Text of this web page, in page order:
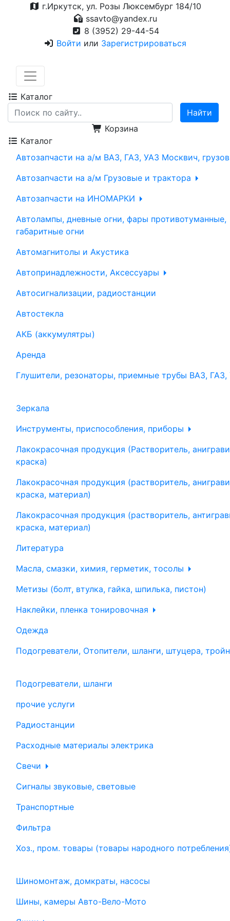
г.Иркутск, ул. Розы Люксембург 184/10
ssavto@yandex.ru
8 (3952) 29-44-54
Войти или Зарегистрироваться
Каталог
Корзина
Каталог
Автозапчасти на а/м ВАЗ, ГАЗ, УАЗ Москвич,
Автозапчасти на а/м Грузовые и трактора
Автозапчасти на ИНОМАРКИ
Автолампы, дневные огни, фары противотуманные,
габаритные огни
Автомагнитолы и Акустика
Автопринадлежности, Аксессуары
Автосигнализации, радиостанции
Автостекла
АКБ (аккумулятры)
Аренда
Глушители, резонаторы, приемные трубы ВАЗ, ГАЗ,
Зеркала
Инструменты, приспособления, приборы
Лакокрасочная продукция (Растворитель,
краска)
Лакокрасочная продукция (растворитель,
краска, материал)
Лакокрасочная продукция (растворитель,
краска, материал)
Литература
Масла, смазки, химия, герметик, тосолы
Метизы (болт, втулка, гайка, шпилька, пистон)
Наклейки, пленка тонировочная
Одежда
Подогреватели, Отопители, шланги, штуцера,
Подогреватели, шланги
прочие услуги
Радиостанции
Расходные материалы электрика
Свечи
Сигналы звуковые, световые
Транспортные
Фильтра
Хоз., пром. товары (товары народного
Шиномонтаж, домкраты, насосы
Шины, камеры Авто-Вело-Мото